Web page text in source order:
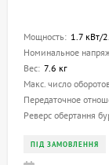
Мощность: 1.7 кВт/
Номинальное
Вес: 7.6 кг
Макс. число
Передаточное
Реверс обертання
ПІД ЗАМОВЛЕННЯ